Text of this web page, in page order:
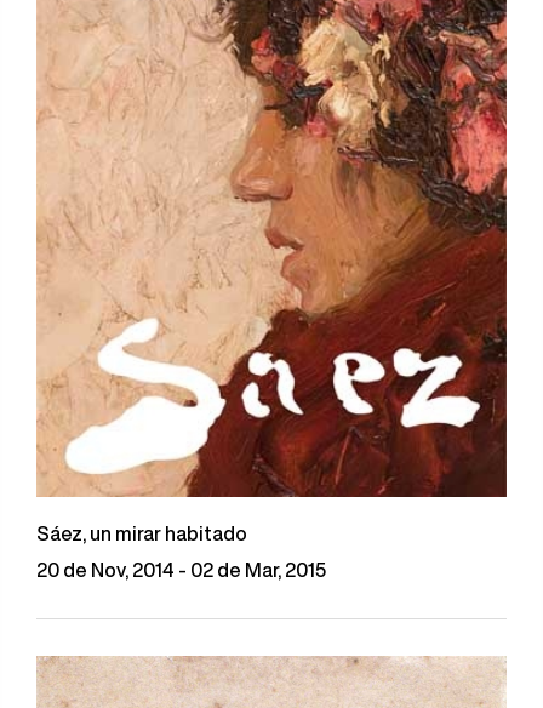
Sáez, un mirar habitado
20 de Nov, 2014 - 02 de Mar, 2015